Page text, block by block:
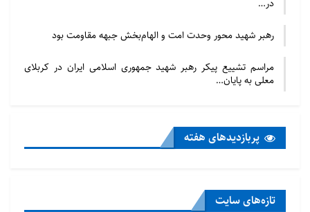
در…
رهبر شهید محور وحدت امت و الهام‌بخش جبهه مقاومت بود
مراسم تشییع پیکر رهبر شهید جمهوری اسلامی ایران در کربلای
معلی به پایان…
پربازدید‌های هفته
تازه‌‌های سایت